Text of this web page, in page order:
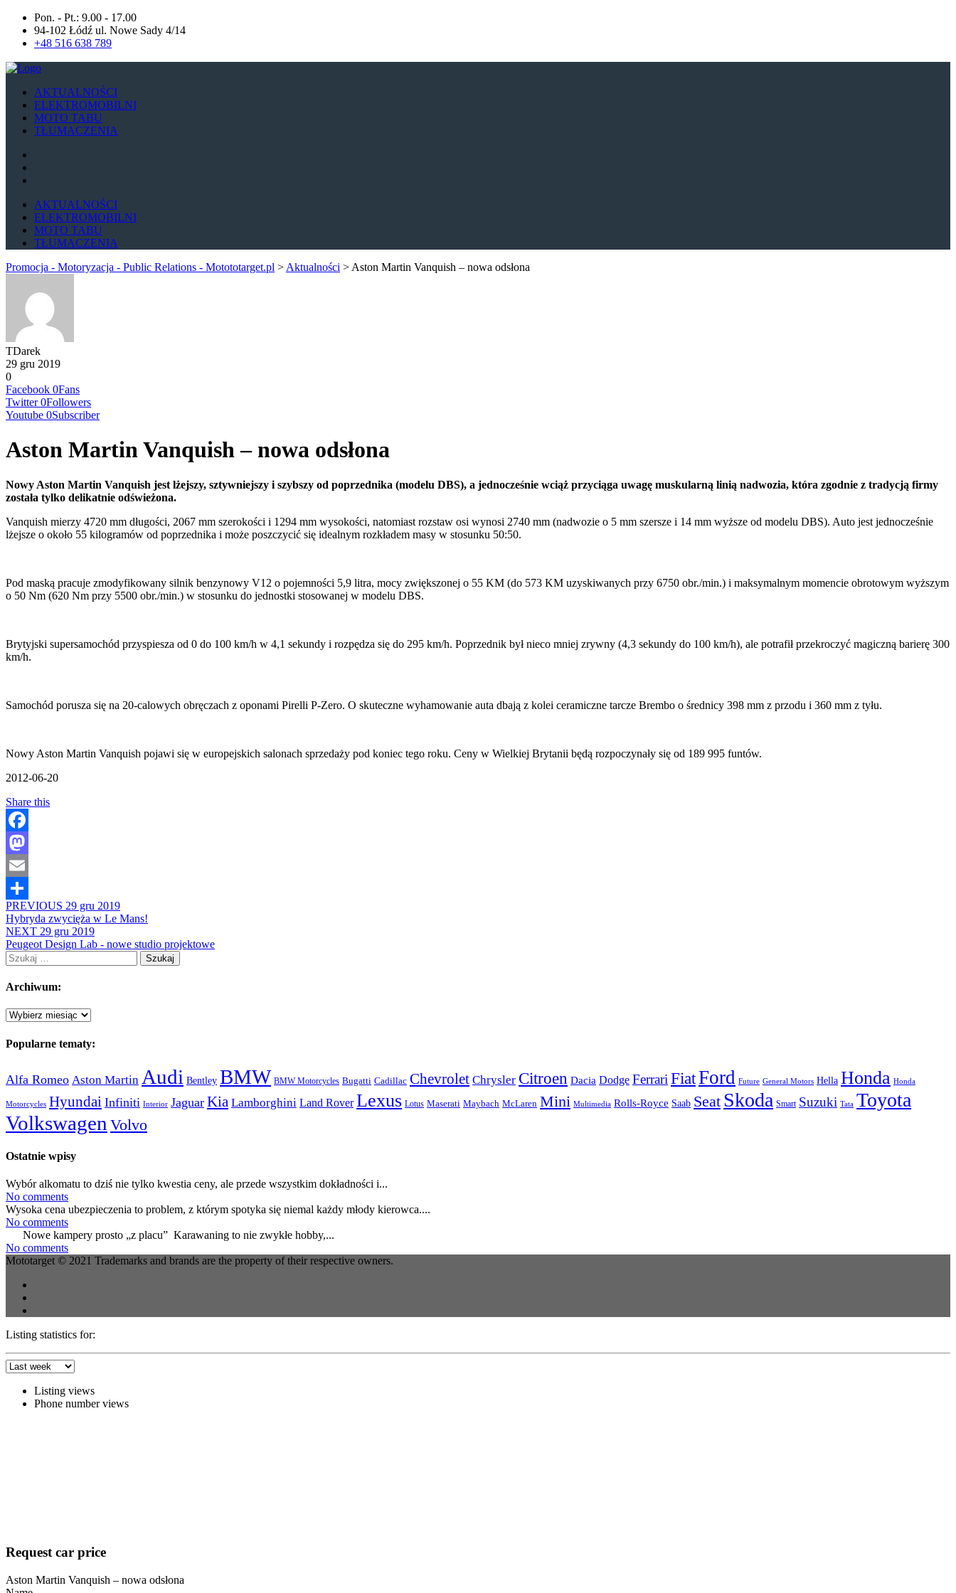
Pon. - Pt.: 9.00 - 17.00
94-102 Łódź ul. Nowe Sady 4/14
+48 516 638 789
AKTUALNOŚCI
ELEKTROMOBILNI
MOTO TABU
TŁUMACZENIA
AKTUALNOŚCI
ELEKTROMOBILNI
MOTO TABU
TŁUMACZENIA
Promocja - Motoryzacja - Public Relations - Motototarget.pl > Aktualności > Aston Martin Vanquish – nowa odsłona
TDarek
29 gru 2019
0
Facebook 0Fans
Twitter 0Followers
Youtube 0Subscriber
Aston Martin Vanquish – nowa odsłona
Nowy Aston Martin Vanquish jest lżejszy, sztywniejszy i szybszy od poprzednika (modelu DBS), a jednocześnie wciąż przyciąga uwagę muskularną linią nadwozia, która zgodnie z tradycją firmy
została tylko delikatnie odświeżona.
Vanquish mierzy 4720 mm długości, 2067 mm szerokości i 1294 mm wysokości, natomiast rozstaw osi wynosi 2740 mm (nadwozie o 5 mm szersze i 14 mm wyższe od modelu DBS). Auto jest jednocześnie
lżejsze o około 55 kilogramów od poprzednika i może poszczycić się idealnym rozkładem masy w stosunku 50:50.
Pod maską pracuje zmodyfikowany silnik benzynowy V12 o pojemności 5,9 litra, mocy zwiększonej o 55 KM (do 573 KM uzyskiwanych przy 6750 obr./min.) i maksymalnym momencie obrotowym wyższym
o 50 Nm (620 Nm przy 5500 obr./min.) w stosunku do jednostki stosowanej w modelu DBS.
Brytyjski supersamochód przyspiesza od 0 do 100 km/h w 4,1 sekundy i rozpędza się do 295 km/h. Poprzednik był nieco mniej zrywny (4,3 sekundy do 100 km/h), ale potrafił przekroczyć magiczną barierę 300
km/h.
Samochód porusza się na 20-calowych obręczach z oponami Pirelli P-Zero. O skuteczne wyhamowanie auta dbają z kolei ceramiczne tarcze Brembo o średnicy 398 mm z przodu i 360 mm z tyłu.
Nowy Aston Martin Vanquish pojawi się w europejskich salonach sprzedaży pod koniec tego roku. Ceny w Wielkiej Brytanii będą rozpoczynały się od 189 995 funtów.
2012-06-20
Share this
Facebook
Mastodon
Email
Share
PREVIOUS 29 gru 2019
Hybryda zwycięża w Le Mans!
NEXT 29 gru 2019
Peugeot Design Lab - nowe studio projektowe
Szukaj:
Archiwum:
Archiwum:
Popularne tematy:
Alfa Romeo Aston Martin Audi Bentley BMW BMW Motorcycles Bugatti Cadillac Chevrolet Chrysler Citroen Dacia Dodge Ferrari FiatFord Future General Motors Hella Honda Honda
Motorcycles Hyundai Infiniti Interior Jaguar Kia Lamborghini Land Rover Lexus Lotus Maserati Maybach McLaren Mini Multimedia Rolls-Royce Saab Seat Skoda Smart Suzuki Tata Toyota
Volkswagen Volvo
Ostatnie wpisy
Wybór alkomatu to dziś nie tylko kwestia ceny, ale przede wszystkim dokładności i...
No comments
Wysoka cena ubezpieczenia to problem, z którym spotyka się niemal każdy młody kierowca....
No comments
Nowe kampery prosto „z placu” Karawaning to nie zwykłe hobby,...
No comments
Mototarget © 2021 Trademarks and brands are the property of their respective owners.
Listing statistics for:
Listing views
Phone number views
Request car price
Aston Martin Vanquish – nowa odsłona